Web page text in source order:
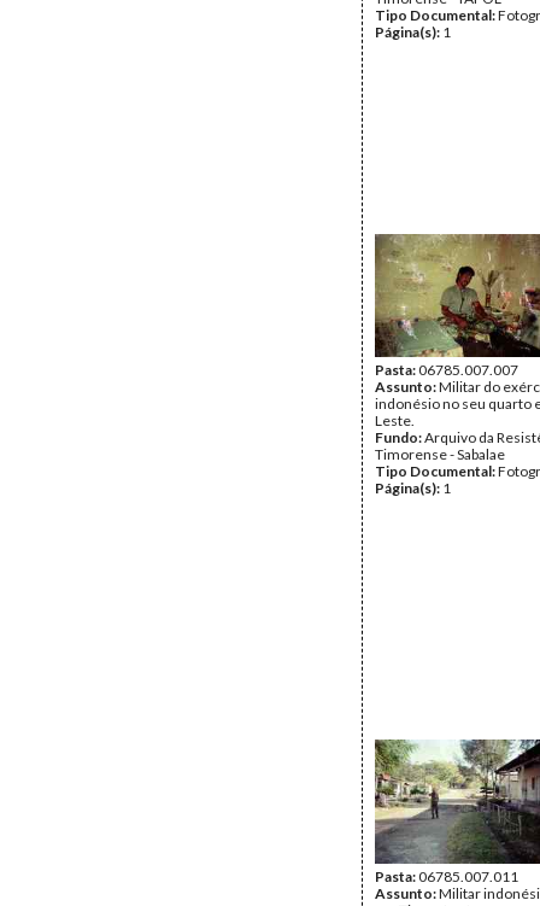
Tipo Documental:
Página(s): 1
Pasta:06785.007.007
Assunto:Militar do
indonésio no seu quarto
Leste.
Fundo:Arquivo da
Timorense - Sabalae
Tipo Documental:
Página(s): 1
Pasta:06785.007.011
Assunto:Militar